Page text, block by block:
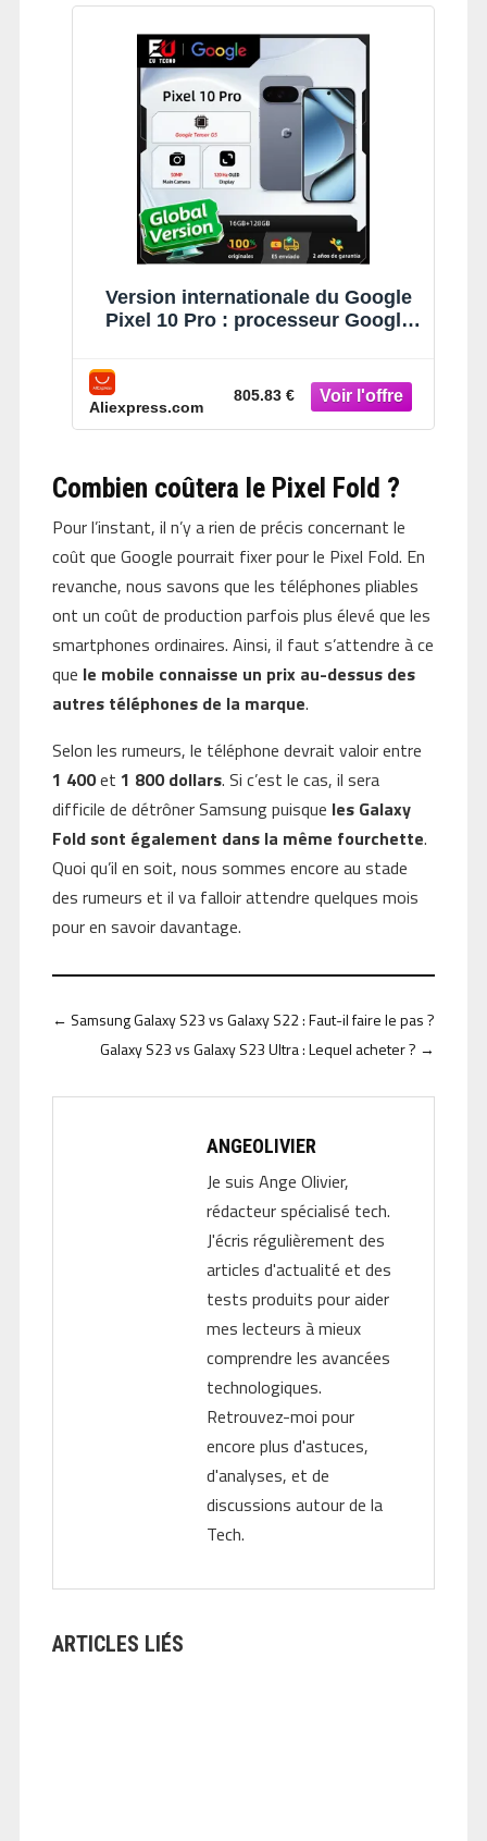
Version internationale du Google
Pixel 10 Pro : processeur Google
arrière Pro de 50 Mpx, IA Gemini,
batterie de 4 870 mAh, écran 120
Aliexpress.com
805.83 €
Combien coûtera le Pixel Fold ?
Pour l’instant, il n’y a rien de précis concernant le
coût que Google pourrait fixer pour le Pixel Fold. En
revanche, nous savons que les téléphones pliables
ont un coût de production parfois plus élevé que les
smartphones ordinaires. Ainsi, il faut s’attendre à ce
que le mobile connaisse un prix au-dessus des
autres téléphones de la marque.
Selon les rumeurs, le téléphone devrait valoir entre
1 400et 1 800 dollars. Si c’est le cas, il sera
difficile de détrôner Samsung puisque les Galaxy
Fold sont également dans la même fourchette.
Quoi qu’il en soit, nous sommes encore au stade
des rumeurs et il va falloir attendre quelques mois
pour en savoir davantage.
← Samsung Galaxy S23 vs Galaxy S22 : Faut-il faire le pas ?
Galaxy S23 vs Galaxy S23 Ultra : Lequel acheter ? →
ANGEOLIVIER
Je suis Ange Olivier,
rédacteur spécialisé tech.
J'écris régulièrement des
articles d'actualité et des
tests produits pour aider
mes lecteurs à mieux
comprendre les avancées
technologiques.
Retrouvez-moi pour
encore plus d'astuces,
d'analyses, et de
discussions autour de la
Tech.
ARTICLES LIÉS